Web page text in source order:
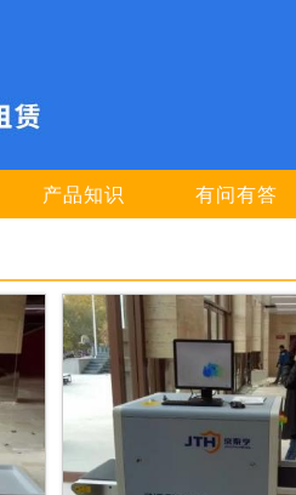
产品知识 有问有答